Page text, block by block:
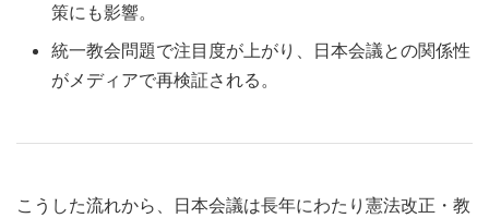
策にも影響。
統一教会問題で注目度が上がり、日本会議との関係性
がメディアで再検証される。
こうした流れから、日本会議は長年にわたり憲法改正・教